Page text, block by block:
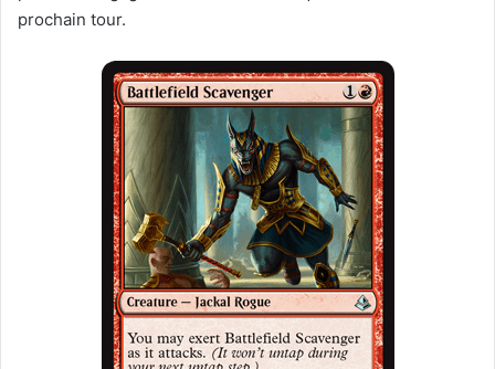
prochain tour.